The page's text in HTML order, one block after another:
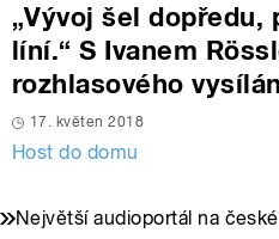
„Vývoj šel dopředu,
líní.“ S Ivanem
rozhlasového
17. květen 2018
Host do domu
Největší audioportál na